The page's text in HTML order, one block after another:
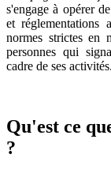
s'engage à opérer
et réglementations
normes strictes en
personnes qui
cadre de ses activités.
Qu'est ce
?